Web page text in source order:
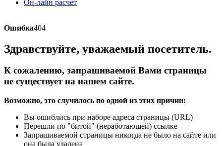
Он-лайн расчет
Ошибка404
Здравствуйте, уважаемый посетитель.
К сожалению, запрашиваемой Вами страницы
не существует на нашем сайте.
Возможно, это случилось по одной из этих причин:
Вы ошиблись при наборе адреса страницы (URL)
Перешли по "битой" (неработающей) ссылке
Запрашиваемой страницы никогда не было на сайте или
она была удалена